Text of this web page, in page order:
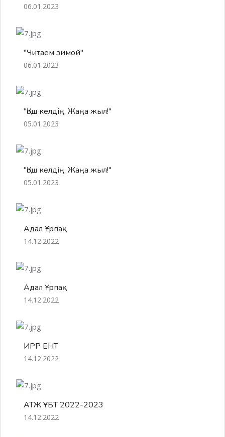
06.01.2023
"Читаем зимой"
06.01.2023
"Қош келдің, Жаңа жыл!"
05.01.2023
"Қош келдің, Жаңа жыл!"
05.01.2023
Адал Ұрпақ
14.12.2022
Адал Ұрпақ
14.12.2022
ИРР ЕНТ
14.12.2022
АТЖ ҰБТ 2022-2023
14.12.2022